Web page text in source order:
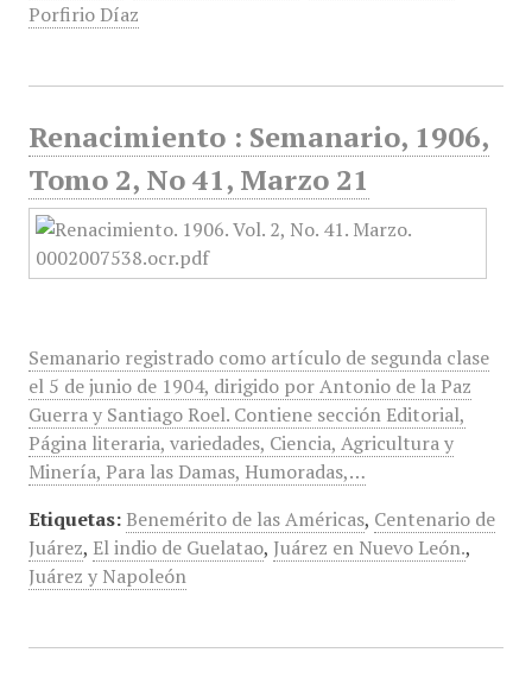
Porfirio Díaz
Renacimiento : Semanario, 1906,
Tomo 2, No 41, Marzo 21
Semanario registrado como artículo de segunda clase
el 5 de junio de 1904, dirigido por Antonio de la Paz
Guerra y Santiago Roel. Contiene sección Editorial,
Página literaria, variedades, Ciencia, Agricultura y
Minería, Para las Damas, Humoradas,…
Etiquetas: Benemérito de las Américas, Centenario de
Juárez, El indio de Guelatao, Juárez en Nuevo León.,
Juárez y Napoleón